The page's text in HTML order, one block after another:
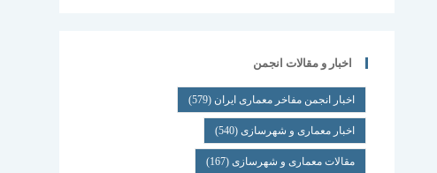
اخبار و مقالات انجمن
اخبار انجمن مفاخر معماری ایران (579)
اخبار معماری و شهرسازی(540)
مقالات معماری و شهرسازی(167)